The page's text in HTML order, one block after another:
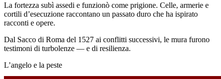
La fortezza subì assedi e funzionò come prigione. Celle, armerie e
cortili d’esecuzione raccontano un passato duro che ha ispirato
racconti e opere.
Dal Sacco di Roma del 1527 ai conflitti successivi, le mura furono
testimoni di turbolenze — e di resilienza.
L’angelo e la peste